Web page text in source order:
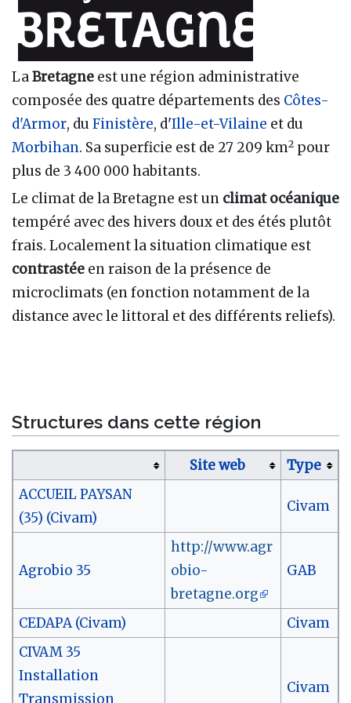
LaBretagne est une région administrative
composée des quatre départements des Côtes-
d'Armor, du Finistère, d'Ille-et-Vilaine et du
Morbihan. Sa superficie est de 27 209 km2 pour
plus de 3 400 000 habitants.
Le climat de la Bretagne est un climat océanique
tempéré avec des hivers doux et des étés plutôt
frais. Localement la situation climatique est
contrastée en raison de la présence de
microclimats (en fonction notamment de la
distance avec le littoral et des différents reliefs).
Structures dans cette région
Site web
Type
ACCUEIL PAYSAN
(35) (Civam)
Civam
Agrobio 35
http://www.agr
obio-
bretagne.org
GAB
CEDAPA (Civam)
Civam
CIVAM 35
Installation
Transmission
Civam